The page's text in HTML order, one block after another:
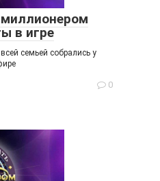
в игре
семьей собрались у
0